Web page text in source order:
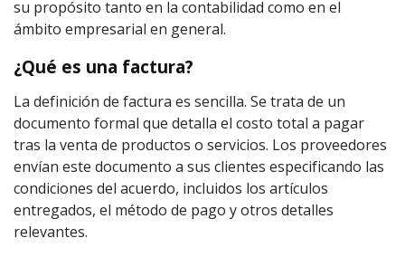
su propósito tanto en la contabilidad como en el
ámbito empresarial en general.
¿Qué es una factura?
La definición de factura es sencilla. Se trata de un
documento formal que detalla el costo total a pagar
tras la venta de productos o servicios. Los proveedores
envían este documento a sus clientes especificando las
condiciones del acuerdo, incluidos los artículos
entregados, el método de pago y otros detalles
relevantes.